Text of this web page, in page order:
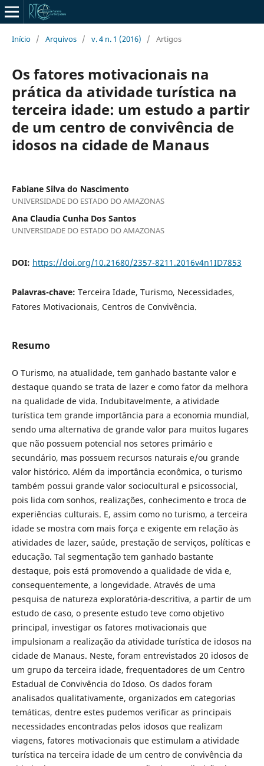
Início / Arquivos / v. 4 n. 1 (2016) / Artigos
Os fatores motivacionais na
prática da atividade turística na
terceira idade: um estudo a partir
de um centro de convivência de
idosos na cidade de Manaus
Fabiane Silva do Nascimento
UNIVERSIDADE DO ESTADO DO AMAZONAS
Ana Claudia Cunha Dos Santos
UNIVERSIDADE DO ESTADO DO AMAZONAS
DOI: https://doi.org/10.21680/2357-8211.2016v4n1ID7853
Palavras-chave: Terceira Idade, Turismo, Necessidades,
Fatores Motivacionais, Centros de Convivência.
Resumo
O Turismo, na atualidade, tem ganhado bastante valor e
destaque quando se trata de lazer e como fator da melhora
na qualidade de vida. Indubitavelmente, a atividade
turística tem grande importância para a economia mundial,
sendo uma alternativa de grande valor para muitos lugares
que não possuem potencial nos setores primário e
secundário, mas possuem recursos naturais e/ou grande
valor histórico. Além da importância econômica, o turismo
também possui grande valor sociocultural e psicossocial,
pois lida com sonhos, realizações, conhecimento e troca de
experiências culturais. E, assim como no turismo, a terceira
idade se mostra com mais força e exigente em relação às
atividades de lazer, saúde, prestação de serviços, políticas e
educação. Tal segmentação tem ganhado bastante
destaque, pois está promovendo a qualidade de vida e,
consequentemente, a longevidade. Através de uma
pesquisa de natureza exploratória-descritiva, a partir de um
estudo de caso, o presente estudo teve como objetivo
principal, investigar os fatores motivacionais que
impulsionam a realização da atividade turística de idosos na
cidade de Manaus. Neste, foram entrevistados 20 idosos de
um grupo da terceira idade, frequentadores de um Centro
Estadual de Convivência do Idoso. Os dados foram
analisados qualitativamente, organizados em categorias
temáticas, dentre estes pudemos verificar as principais
necessidades encontradas pelos idosos que realizam
viagens, fatores motivacionais que estimulam a atividade
turística na terceira idade de um centro de convivência da